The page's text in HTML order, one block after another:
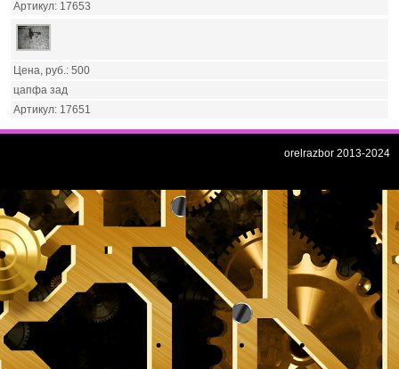
17653
500
цапфа зад
17651
orelrazbor 2013-2024